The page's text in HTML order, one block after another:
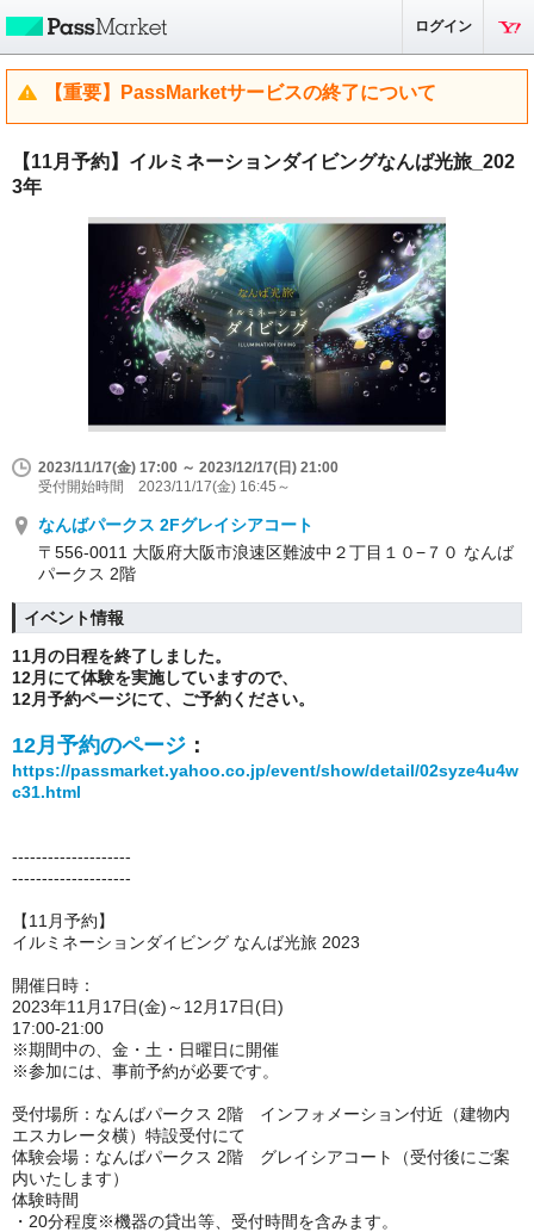
ログイン
【重要】PassMarketサービスの終了について
【11月予約】イルミネーションダイビングなんば光旅_202
3年
2023/11/17(金) 17:00 ～ 2023/12/17(日) 21:00
受付開始時間 2023/11/17(金) 16:45～
なんばパークス 2Fグレイシアコート
〒556-0011 大阪府大阪市浪速区難波中２丁目１０−７０ なんば
パークス 2階
イベント情報
11月の日程を終了しました。
12月にて体験を実施していますので、
12月予約ページにて、ご予約ください。
12月予約のページ ：
https://passmarket.yahoo.co.jp/event/show/detail/02syze4u4w
c31.html
--------------------
--------------------
【11月予約】
イルミネーションダイビング なんば光旅 2023
開催日時：
2023年11月17日(金)～12月17日(日)
17:00-21:00
※期間中の、金・土・日曜日に開催
※参加には、事前予約が必要です。
受付場所：なんばパークス 2階 インフォメーション付近（建物内
エスカレータ横）特設受付にて
体験会場：なんばパークス 2階 グレイシアコート（受付後にご案
内いたします）
体験時間
・20分程度※機器の貸出等、受付時間を含みます。